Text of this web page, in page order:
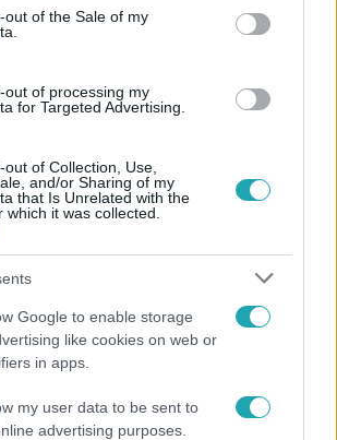
out of the Sale of my
out of processing my
for Targeted Advertising.
of Collection, Use,
and/or Sharing of my
that Is Unrelated with the
which it was collected.
Google to enable storage
like cookies on web or
in apps.
my user data to be sent to
advertising purposes.
19:08
is lekapcsolják Szolnokon, ha
polgármester javaslata